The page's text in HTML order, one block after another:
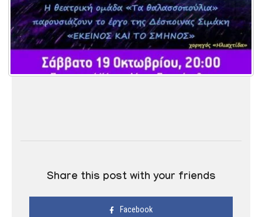
Share this post with your friends
Facebook